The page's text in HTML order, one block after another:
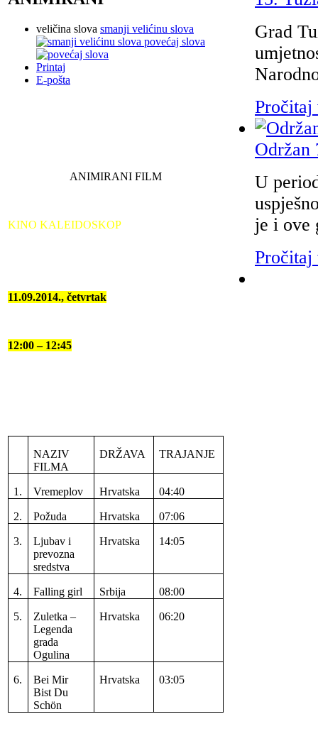
veličina slova smanji velićinu slova
povećaj slova
Printaj
E-pošta
ANIMIRANI FILM
KINO KALEIDOSKOP
11.09.2014., četvrtak
12:00 – 12:45
NAZIV
FILMA
DRŽAVA TRAJANJE
1. Vremeplov Hrvatska 04:40
2. Požuda Hrvatska 07:06
3.
Ljubav i
prevozna
sredstva
Hrvatska 14:05
4. Falling girl Srbija 08:00
5.
Zuletka –
Legenda
grada
Ogulina
Hrvatska 06:20
6.
Bei Mir
Bist Du
Schön
Hrvatska 03:05
Grad
Pročitaj
Održan
U
je i ove
Pročitaj